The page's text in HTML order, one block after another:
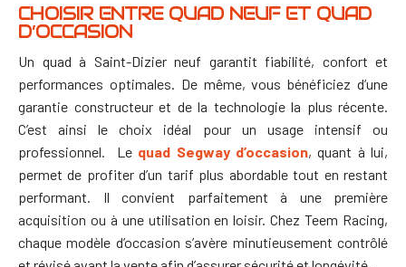
CHOISIR ENTRE QUAD NEUF ET QUAD
D’OCCASION
Un quad à Saint-Dizier neuf garantit fiabilité, confort et
performances optimales. De même, vous bénéficiez d’une
garantie constructeur et de la technologie la plus récente.
C’est ainsi le choix idéal pour un usage intensif ou
professionnel. Le quad Segway d’occasion, quant à lui,
permet de profiter d’un tarif plus abordable tout en restant
performant. Il convient parfaitement à une première
acquisition ou à une utilisation en loisir. Chez Teem Racing,
chaque modèle d’occasion s’avère minutieusement contrôlé